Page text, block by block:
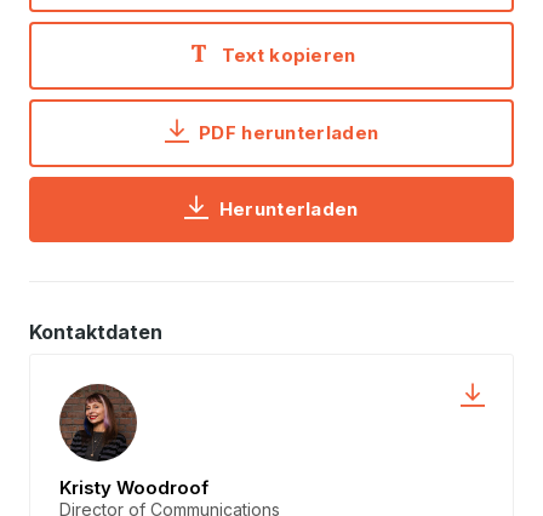
Text kopieren
PDF herunterladen
Herunterladen
Kontaktdaten
Kristy Woodroof
Director of Communications